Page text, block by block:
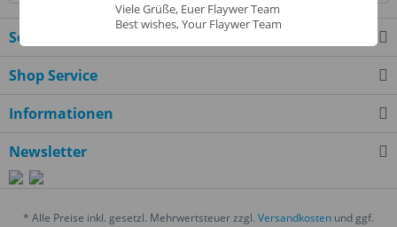
Service Hotline
Shop Service
Informationen
Newsletter
* Alle Preise inkl. gesetzl. Mehrwertsteuer zzgl. Versandkosten und ggf.
Viele Grüße, Euer Flaywer Team
Best wishes, Your Flaywer Team